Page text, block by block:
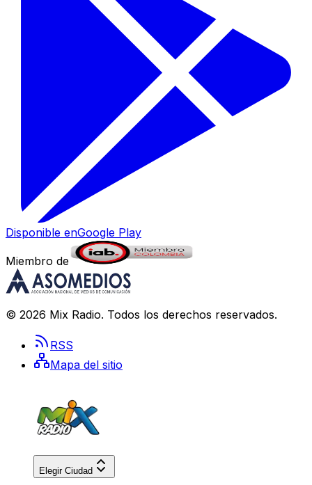
Disponible enGoogle Play
Miembro de
© 2026 Mix Radio. Todos los derechos reservados.
RSS
Mapa del sitio
Elegir Ciudad